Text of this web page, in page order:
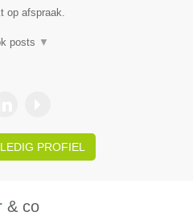
op afspraak.
posts ▼
PROFIEL
& co